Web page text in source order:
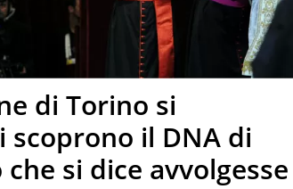
di Torino si
il DNA di
si dice avvolgesse